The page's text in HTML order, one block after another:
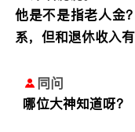
他是不是指老人金
系，但和退休收入
同问
哪位大神知道呀？